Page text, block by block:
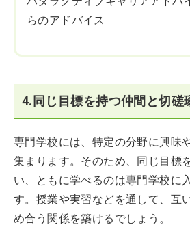
らのアドバイス
4.同じ目標を持つ仲間と切磋
専門学校には、特定の分野に興味
集まります。そのため、同じ目標
い、ともに学べるのは専門学校に
す。授業や実習などを通して、互
め合う関係を築けるでしょう。